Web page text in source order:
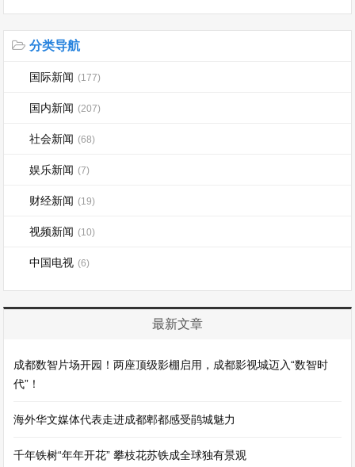
分类导航
国际新闻 (177)
国内新闻 (207)
社会新闻 (68)
娱乐新闻 (7)
财经新闻 (19)
视频新闻 (10)
中国电视 (6)
最新文章
成都数智片场开园！两座顶级影棚启用，成都影视城迈入“数智时
代”！
海外华文媒体代表走进成都郫都感受鹃城魅力
千年铁树“年年开花” 攀枝花苏铁成全球独有景观